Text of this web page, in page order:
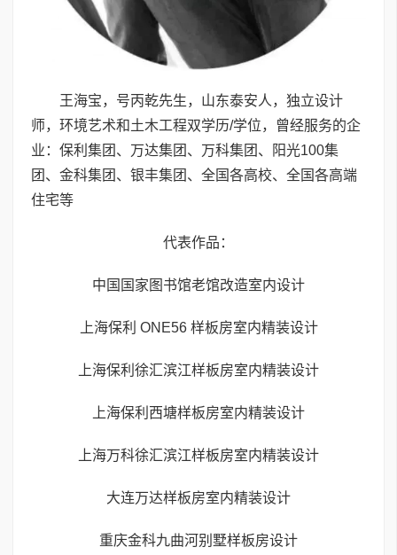
王海宝，号丙乾先生，山东泰安人，独立设计
师，环境艺术和土木工程双学历/学位，曾经服务的企
业：保利集团、万达集团、万科集团、阳光100集
团、金科集团、银丰集团、全国各高校、全国各高端
住宅等
代表作品：
中国国家图书馆老馆改造室内设计
上海保利 ONE56 样板房室内精装设计
上海保利徐汇滨江样板房室内精装设计
上海保利西塘样板房室内精装设计
上海万科徐汇滨江样板房室内精装设计
大连万达样板房室内精装设计
重庆金科九曲河别墅样板房设计